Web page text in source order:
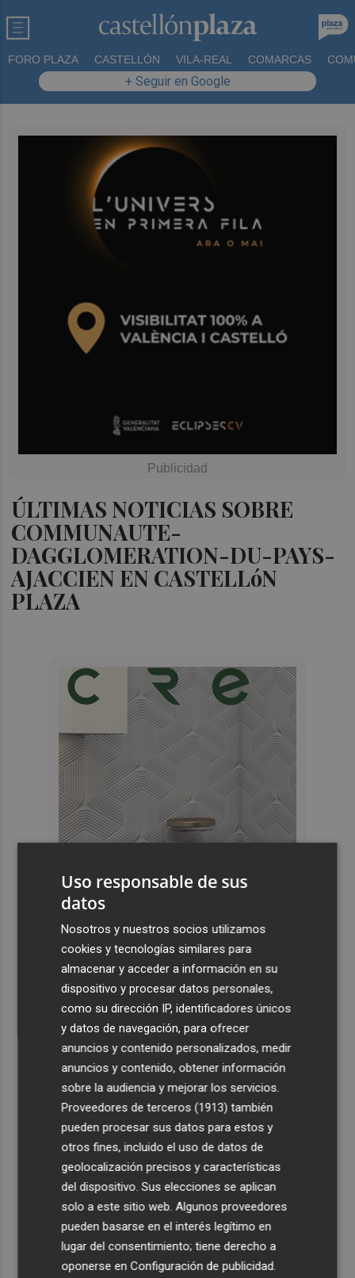
FORO PLAZA CASTELLÓN VILA-REAL COMARCAS
+ Seguir en Google
ÚLTIMAS NOTICIAS SOBRE
COMMUNAUTE-
DAGGLOMERATION-DU-PAYS-
AJACCIEN EN CASTELLóN
PLAZA
Últimas Noticias
España restablece los controles fronterizos a los
viajeros procedentes de Italia
El homenaje a Ferran Torres en Foios, en imágenes
Ferran Torres, recibido con un baño de masas en su
pueblo: "Allá donde voy siempre digo que soy de Foios"
Foios se vuelca con Ferran Torres
Las '200 vidas' que llevaron a Paco Rabal de Águilas a la
cima del cine: un documental recupera la voz y la mirada
del actor
Uso responsable de sus
datos
Nosotros y nuestros socios utilizamos
cookies y tecnologías similares para
almacenar y acceder a información en su
dispositivo y procesar datos personales,
como su dirección IP, identificadores únicos
y datos de navegación, para ofrecer
anuncios y contenido personalizados, medir
anuncios y contenido, obtener información
sobre la audiencia y mejorar los servicios.
Proveedores de terceros (1913) también
pueden procesar sus datos para estos y
otros fines, incluido el uso de datos de
geolocalización precisos y características
del dispositivo. Sus elecciones se aplican
solo a este sitio web. Algunos proveedores
pueden basarse en el interés legítimo en
lugar del consentimiento; tiene derecho a
oponerse enConfiguración de publicidad.